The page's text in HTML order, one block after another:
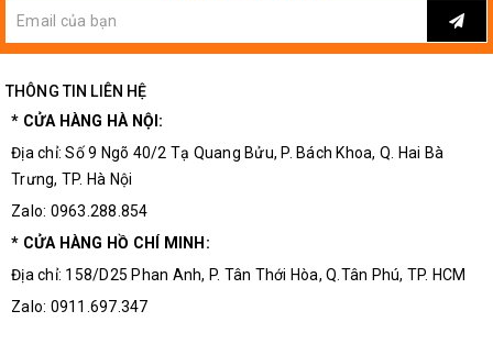
Chân IDE nạp cod
Hướng Dẫn Sử Dụng:
Đầu tiên các bạn mở thanh gạt lên và bỏ IC vào theo đúng
chiều của KIT, sau đó các bạn đóng thanh gạt xuống và có
thể sử dụng kit.
Các bạn có thể cấp nguồn bằng Jack DC 5.5 hoặc qua
mạch nạp isp.
THÔNG TIN LIÊN HỆ
* CỬA HÀNG HÀ NỘI:
Địa chỉ: Số 9 Ngõ 40/2 Tạ Quang Bửu, P. Bách Khoa, Q. Hai Bà
Trưng, TP. Hà Nội
Zalo: 0963.288.854
* CỬA HÀNG HỒ CHÍ MINH:
Địa chỉ: 158/D25 Phan Anh, P. Tân Thới Hòa, Q.Tân Phú, TP. HCM
Zalo: 0911.697.347